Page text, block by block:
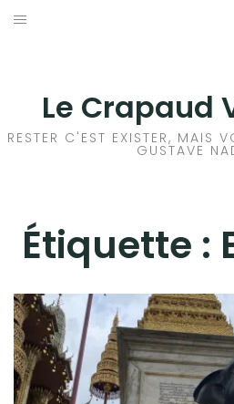
Aller
Le Crapaud
RESTER C'EST EXISTER, MAIS
GUSTAVE
Étiquette :
EUROPE
ASIE
AMÉRIQUE DU NORD
AMÉRIQUE CENTRALE